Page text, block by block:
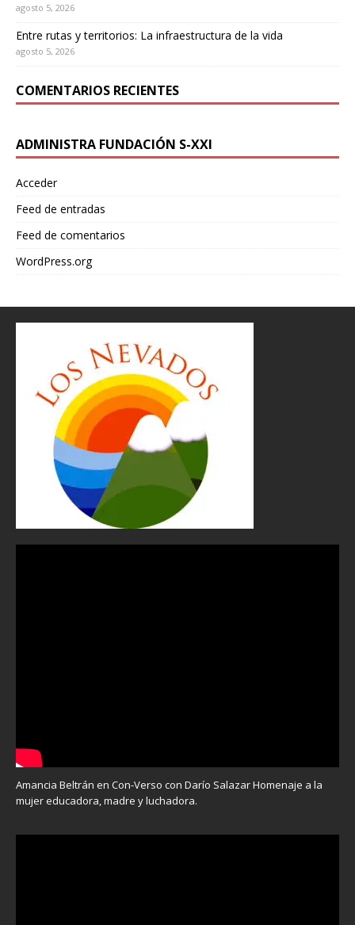
Introduce la cantidad (USD):
$1.00
agosto 5, 2026
Entre rutas y territorios: La infraestructura de la vida
agosto 5, 2026
COMENTARIOS RECIENTES
ADMINISTRA FUNDACIÓN S-XXI
Acceder
Feed de entradas
Feed de comentarios
WordPress.org
Amancia Beltrán en Con-Verso con Darío Salazar Homenaje a la
mujer educadora, madre y luchadora.